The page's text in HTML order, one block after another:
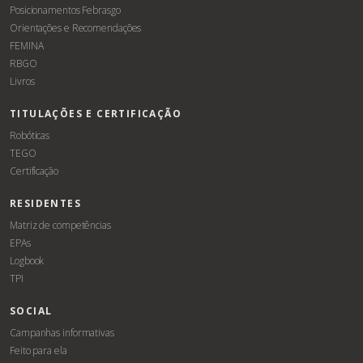
Posicionamentos Febrasgo
Orientações e Recomendações
FEMINA
RBGO
Livros
TITULAÇÕES E CERTIFICAÇÃO
Robóticas
TEGO
Certificação
RESIDENTES
Matriz de competências
EPAs
Logbook
TPI
SOCIAL
Campanhas informativas
Feito para ela